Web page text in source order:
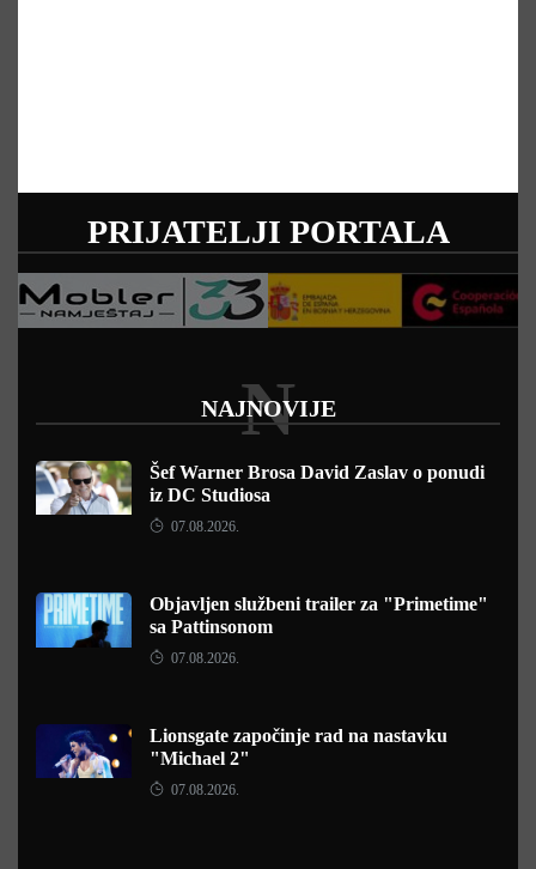
PRIJATELJI PORTALA
NAJNOVIJE
N
Šef Warner Brosa David Zaslav o ponudi
iz DC Studiosa
07.08.2026.
Objavljen službeni trailer za "Primetime"
sa Pattinsonom
07.08.2026.
Lionsgate započinje rad na nastavku
"Michael 2"
07.08.2026.